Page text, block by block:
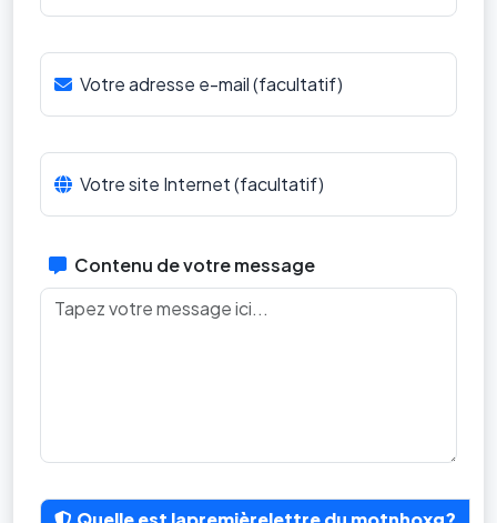
Votre adresse e-mail (facultatif)
Votre site Internet (facultatif)
Contenu de votre message